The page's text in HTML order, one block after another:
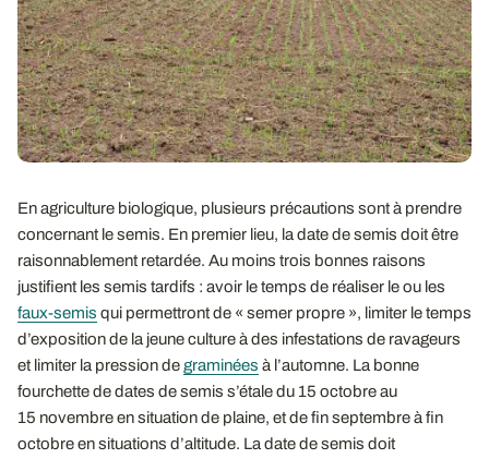
En agriculture biologique, plusieurs précautions sont à prendre
concernant le semis. En premier lieu, la date de semis doit être
raisonnablement retardée. Au moins trois bonnes raisons
justifient les semis tardifs : avoir le temps de réaliser le ou les
faux-semis qui permettront de « semer propre », limiter le temps
d’exposition de la jeune culture à des infestations de ravageurs
et limiter la pression degraminées à l’automne. La bonne
fourchette de dates de semis s’étale du 15 octobre au
15 novembre en situation de plaine, et de fin septembre à fin
octobre en situations d’altitude. La date de semis doit